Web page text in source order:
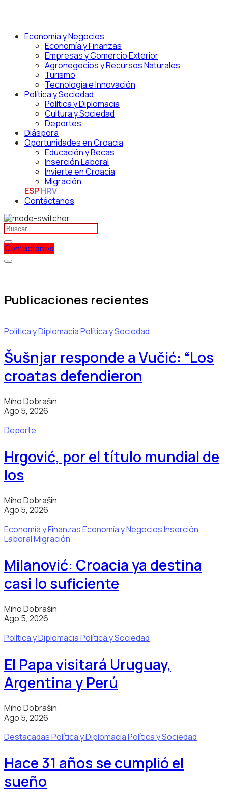
Economía y Negocios
Economía y Finanzas
Empresas y Comercio Exterior
Agronegocios y Recursos Naturales
Turismo
Tecnología e Innovación
Política y Sociedad
Política y Diplomacia
Cultura y Sociedad
Deportes
Diáspora
Oportunidades en Croacia
Educación y Becas
Inserción Laboral
Invierte en Croacia
Migración
ESPHRV
Contáctanos
Contáctanos
Publicaciones recientes
Política y DiplomaciaPolítica y Sociedad
Šušnjar responde a Vučić: “Los
croatas defendieron
Miho Dobrašin
Ago 5, 2026
Deporte
Hrgović, por el título mundial de
los
Miho Dobrašin
Ago 5, 2026
Economía y FinanzasEconomía y NegociosInserción
LaboralMigración
Milanović: Croacia ya destina
casi lo suficiente
Miho Dobrašin
Ago 5, 2026
Política y DiplomaciaPolítica y Sociedad
El Papa visitará Uruguay,
Argentina y Perú
Miho Dobrašin
Ago 5, 2026
DestacadasPolítica y DiplomaciaPolítica y Sociedad
Hace 31 años se cumplió el
sueño